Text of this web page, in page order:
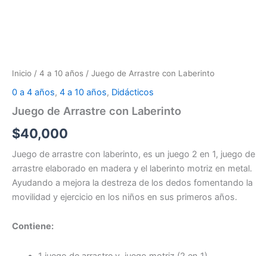
Inicio / 4 a 10 años / Juego de Arrastre con Laberinto
0 a 4 años, 4 a 10 años, Didácticos
Juego de Arrastre con Laberinto
$40,000
Juego de arrastre con laberinto, es un juego 2 en 1, juego de
arrastre elaborado en madera y el laberinto motriz en metal.
Ayudando a mejora la destreza de los dedos fomentando la
movilidad y ejercicio en los niños en sus primeros años.
Contiene: